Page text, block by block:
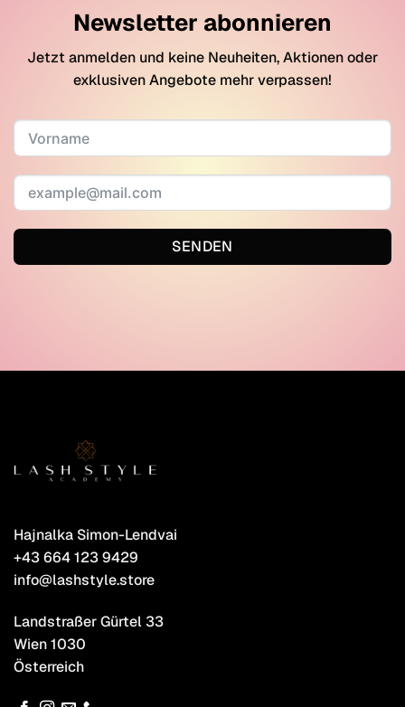
Newsletter abonnieren
Jetzt anmelden und keine Neuheiten, Aktionen oder
exklusiven Angebote mehr verpassen!
SENDEN
Hajnalka Simon-Lendvai
+43 664 123 9429
info@lashstyle.store
Landstraßer Gürtel 33
Wien 1030
Österreich